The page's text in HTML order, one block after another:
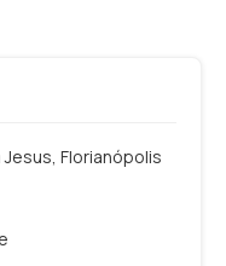
Jesus, Florianópolis